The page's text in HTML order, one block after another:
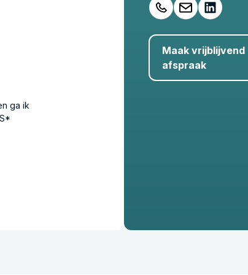
ga ik
Maak vrijblijvend
afspraak